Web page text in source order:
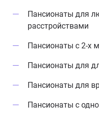
Пансионаты для
расстройствами
Пансионаты с 2-х
Пансионаты для
Пансионаты для
Пансионаты с